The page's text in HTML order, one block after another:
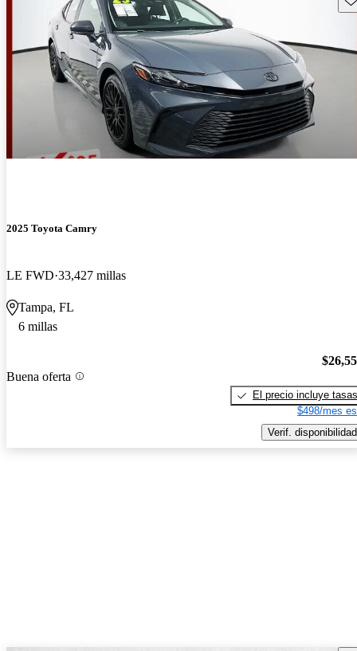
2025 Toyota Camry
LE FWD 33,427 millas
Tampa, FL
6 millas
Buena oferta
El precio incluye tasas
$498/mes
Verif. disponibilidad